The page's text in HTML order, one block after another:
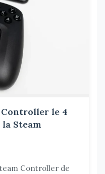
le 4
Steam
Controller de